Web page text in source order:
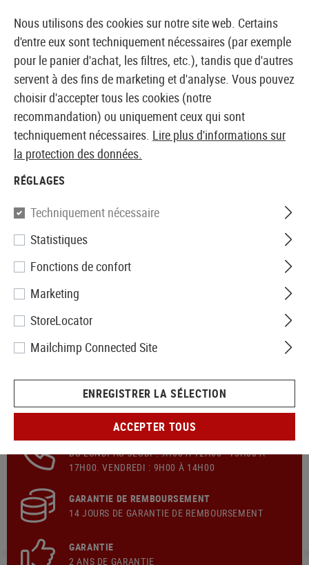
BOUTIQUE ET GROSSISTE EUROPÉEN AIRSOFT
Accueil Tuning et pièces détachées HPA Externe
Aucun produit trouvé.
ENVOI RAPIDE
GRATUITEXPÉDITIONÀ PARTIR DE 199,90 € PANIER
ASSISTANCE À LA CLIENTÈLE
DU LUNDI AU JEUDI : 9H00 À 12H00 - 13H00 À
17H00. VENDREDI : 9H00 À 14H00
GARANTIE DE REMBOURSEMENT
14 JOURS DE GARANTIE DE REMBOURSEMENT
GARANTIE
2 ANS DE GARANTIE
Nous utilisons des cookies sur notre site web. Certains
d'entre eux sont techniquement nécessaires (par exemple
pour le panier d'achat, les filtres, etc.), tandis que d'autres
servent à des fins de marketing et d'analyse. Vous pouvez
choisir d'accepter tous les cookies (notre
recommandation) ou uniquement ceux qui sont
techniquement nécessaires. Lire plus d'informations sur
la protection des données.
RÉGLAGES
Techniquement nécessaire
Statistiques
Fonctions de confort
Marketing
StoreLocator
Mailchimp Connected Site
ENREGISTRER LA SÉLECTION
ACCEPTER TOUS